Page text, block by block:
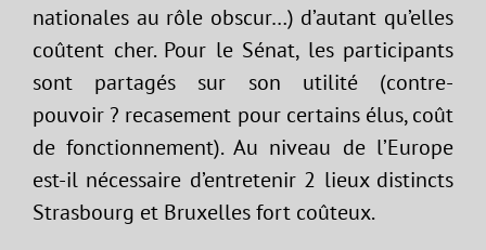
nationales au rôle obscur…) d’autant qu’elles
coûtent cher. Pour le Sénat, les participants
sont partagés sur son utilité (contre-
pouvoir ? recasement pour certains élus, coût
de fonctionnement). Au niveau de l’Europe
est-il nécessaire d’entretenir 2 lieux distincts
Strasbourg et Bruxelles fort coûteux.